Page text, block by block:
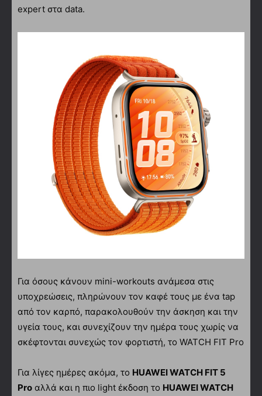
expert στα data.
Για όσους κάνουν mini-workouts ανάμεσα στις
υποχρεώσεις, πληρώνουν τον καφέ τους με ένα tap
από τον καρπό, παρακολουθούν την άσκηση και την
υγεία τους, και συνεχίζουν την ημέρα τους χωρίς να
σκέφτονται συνεχώς τον φορτιστή, το WATCH FIT Pro
Για λίγες ημέρες ακόμα, το HUAWEI WATCH FIT 5
Pro αλλά και η πιο light έκδοση το HUAWEI WATCH